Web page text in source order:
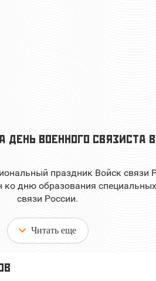
ДЕНЬ ВОЕННОГО СВЯЗИСТА В
праздник Войск связи
ко дню образования
связи России.
Читать еще